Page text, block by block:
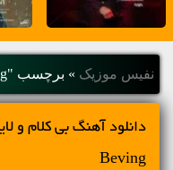
نفیس موزیک » برچسب "Joep Beving"
Beving